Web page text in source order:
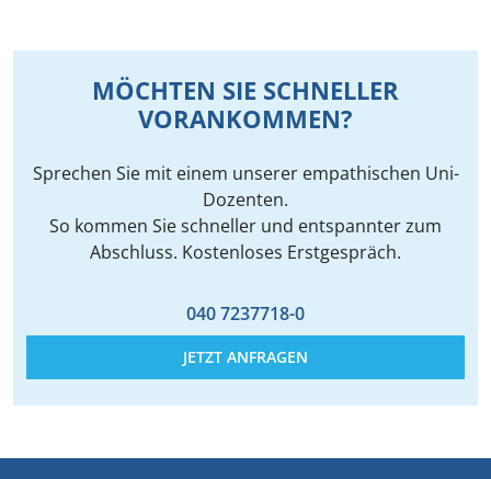
MÖCHTEN SIE SCHNELLER
VORANKOMMEN?
Sprechen Sie mit einem unserer empathischen Uni-
Dozenten.
So kommen Sie schneller und entspannter zum
Abschluss. Kostenloses Erstgespräch.
040 7237718-0
JETZT ANFRAGEN